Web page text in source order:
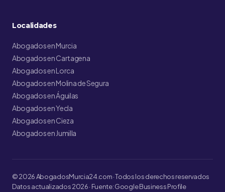
Localidades
Abogados en Murcia
Abogados en Cartagena
Abogados en Lorca
Abogados en Molina de Segura
Abogados en Águilas
Abogados en Yecla
Abogados en Cieza
Abogados en Jumilla
© 2026 AbogadosMurcia24.com · Todos los derechos reservados
Datos actualizados 2026 · Fuente: Google Business Profile